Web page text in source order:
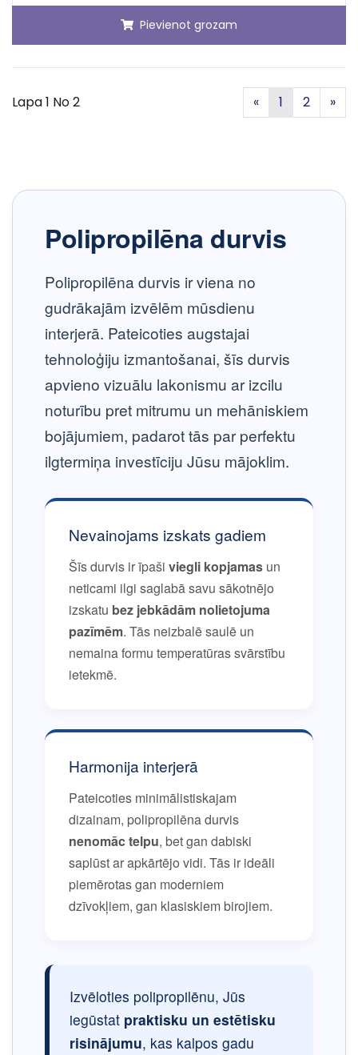
Pievienot grozam
Lapa 1 No 2 «Iepriekšējā
1 2 »
Polipropilēna durvis
Polipropilēna durvis ir viena no
gudrākajām izvēlēm mūsdienu
interjerā. Pateicoties augstajai
tehnoloģiju izmantošanai, šīs durvis
apvieno vizuālu lakonismu ar izcilu
noturību pret mitrumu un mehāniskiem
bojājumiem, padarot tās par perfektu
ilgtermiņa investīciju Jūsu mājoklim.
Nevainojams izskats gadiem
Šīs durvis ir īpaši viegli kopjamas un
neticami ilgi saglabā savu sākotnējo
izskatu bez jebkādām nolietojuma
pazīmēm. Tās neizbalē saulē un
nemaina formu temperatūras svārstību
ietekmē.
Harmonija interjerā
Pateicoties minimālistiskajam
dizainam, polipropilēna durvis
nenomāc telpu, bet gan dabiski
saplūst ar apkārtējo vidi. Tās ir ideāli
piemērotas gan moderniem
dzīvokļiem, gan klasiskiem birojiem.
Izvēloties polipropilēnu, Jūs
iegūstat praktisku un estētisku
risinājumu, kas kalpos gadu